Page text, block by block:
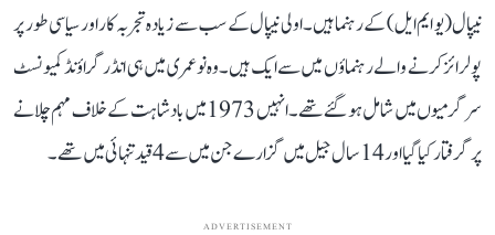
نیپال (یو ایم ایل) کے رہنما ہیں۔ اولی نیپال کے سب سے زیادہ تجربہ کار اور سیاسی طور پر
پولرائز کرنے والے رہنماؤں میں سے ایک ہیں۔ وہ نوعمری میں ہی انڈرگراؤنڈ کمیونسٹ
سرگرمیوں میں شامل ہو گئے تھے۔ انہیں 1973 میں بادشاہت کے خلاف مہم چلانے
پر گرفتار کیا گیا اور 14 سال جیل میں گزارے جن میں سے 4 قید تنہائی میں تھے۔
ADVERTISEMENT